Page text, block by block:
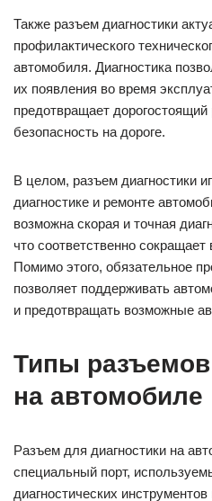
Также разъем диагностики
профилактического
автомобиля. Диагностика
их появления во время
предотвращает
безопасность на дороге.
В целом, разъем диагностики
диагностике и ремонте
возможна скорая и точная
что соответственно
Помимо этого, обязательное
позволяет поддерживать
и предотвращать возможные
Типы разъемов
на автомобиле
Разъем для диагностики на
специальный порт,
диагностических